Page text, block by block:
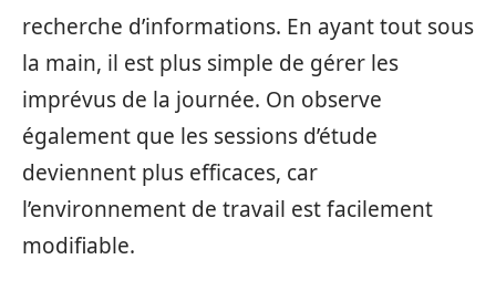
recherche d’informations. En ayant tout sous
la main, il est plus simple de gérer les
imprévus de la journée. On observe
également que les sessions d’étude
deviennent plus efficaces, car
l’environnement de travail est facilement
modifiable.